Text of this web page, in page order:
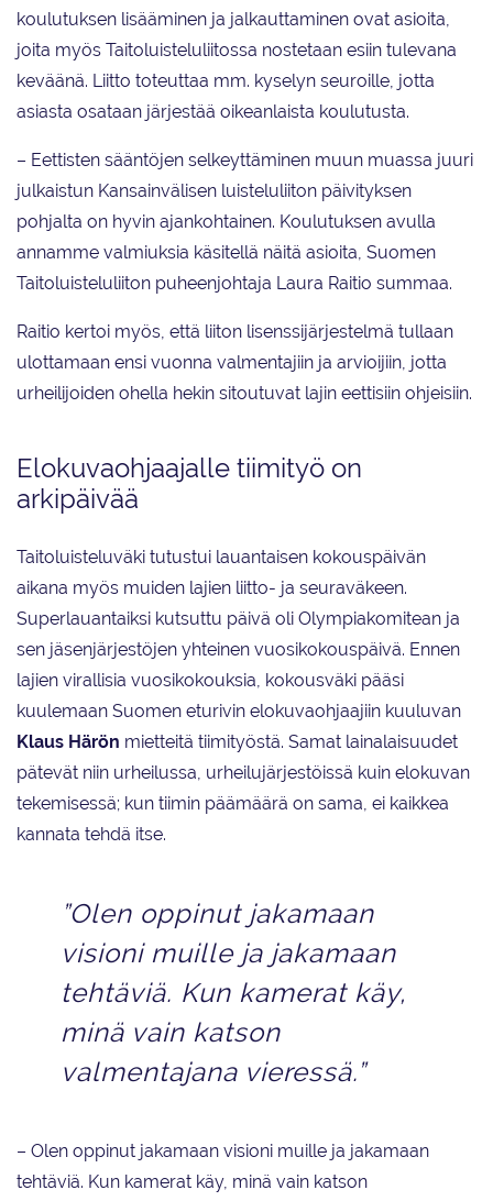
koulutuksen lisääminen ja jalkauttaminen ovat asioita,
joita myös Taitoluisteluliitossa nostetaan esiin tulevana
keväänä. Liitto toteuttaa mm. kyselyn seuroille, jotta
asiasta osataan järjestää oikeanlaista koulutusta.
– Eettisten sääntöjen selkeyttäminen muun muassa juuri
julkaistun Kansainvälisen luisteluliiton päivityksen
pohjalta on hyvin ajankohtainen. Koulutuksen avulla
annamme valmiuksia käsitellä näitä asioita, Suomen
Taitoluisteluliiton puheenjohtaja Laura Raitio summaa.
Raitio kertoi myös, että liiton lisenssijärjestelmä tullaan
ulottamaan ensi vuonna valmentajiin ja arvioijiin, jotta
urheilijoiden ohella hekin sitoutuvat lajin eettisiin ohjeisiin.
Elokuvaohjaajalle tiimityö on
arkipäivää
Taitoluisteluväki tutustui lauantaisen kokouspäivän
aikana myös muiden lajien liitto- ja seuraväkeen.
Superlauantaiksi kutsuttu päivä oli Olympiakomitean ja
sen jäsenjärjestöjen yhteinen vuosikokouspäivä. Ennen
lajien virallisia vuosikokouksia, kokousväki pääsi
kuulemaan Suomen eturivin elokuvaohjaajiin kuuluvan
Klaus Härön mietteitä tiimityöstä. Samat lainalaisuudet
pätevät niin urheilussa, urheilujärjestöissä kuin elokuvan
tekemisessä; kun tiimin päämäärä on sama, ei kaikkea
kannata tehdä itse.
”Olen oppinut jakamaan
visioni muille ja jakamaan
tehtäviä. Kun kamerat käy,
minä vain katson
valmentajana vieressä.”
– Olen oppinut jakamaan visioni muille ja jakamaan
tehtäviä. Kun kamerat käy, minä vain katson